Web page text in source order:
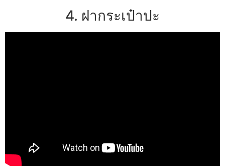
4. ฝากระเป๋าปะ